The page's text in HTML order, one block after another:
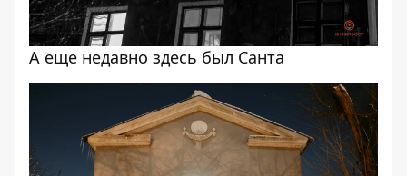
А еще недавно здесь был Санта